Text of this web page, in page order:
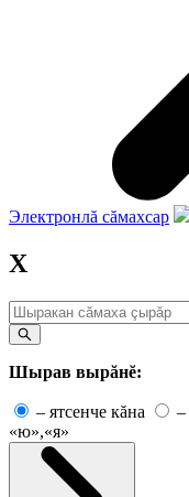
Электронлă сăмахсар
Х
Шырав вырăнĕ:
– ятсенче кăна –
«ю»,«я»